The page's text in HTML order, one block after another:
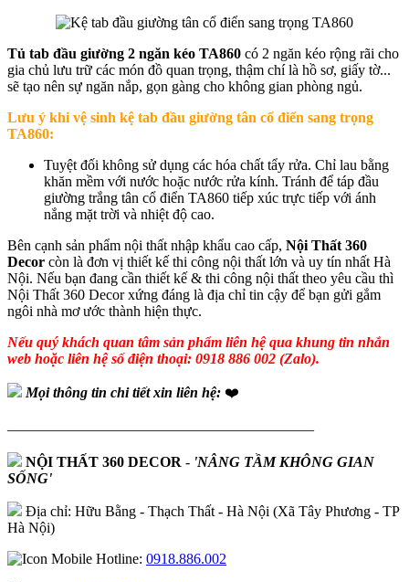
Tủ tab đầu giường 2 ngăn kéo TA860 có 2 ngăn kéo rộng rãi cho
gia chủ lưu trữ các món đồ quan trọng, thậm chí là hồ sơ, giấy tờ...
sẽ tạo nên sự ngăn nắp, gọn gàng cho không gian phòng ngủ.
Lưu ý khi vệ sinh kệ tab đầu giường tân cổ điển sang trọng
TA860:
Tuyệt đối không sử dụng các hóa chất tẩy rửa. Chỉ lau bằng
khăn mềm với nước hoặc nước rửa kính. Tránh để táp đầu
giường trắng tân cổ điển TA860 tiếp xúc trực tiếp với ánh
nắng mặt trời và nhiệt độ cao.
Bên cạnh sản phẩm nội thất nhập khẩu cao cấp, Nội Thất 360
Decor còn là đơn vị thiết kế thi công nội thất lớn và uy tín nhất Hà
Nội. Nếu bạn đang cần thiết kế & thi công nội thất theo yêu cầu thì
Nội Thất 360 Decor xứng đáng là địa chỉ tin cậy để bạn gửi gắm
ngôi nhà mơ ước thành hiện thực.
Nếu quý khách quan tâm sản phẩm liên hệ qua khung tin nhắn
web hoặc liên hệ số điện thoại: 0918 886 002 (Zalo).
Mọi thông tin chi tiết xin liên hệ: ❤️
—————————————————————
NỘI THẤT 360 DECOR - 'NÂNG TẦM KHÔNG GIAN
SỐNG'
Địa chỉ: Hữu Bằng - Thạch Thất - Hà Nội (Xã Tây Phương - TP
Hà Nội)
Hotline: 0918.886.002